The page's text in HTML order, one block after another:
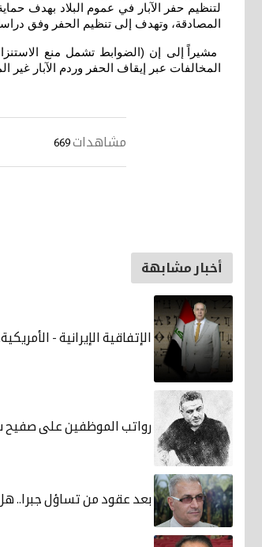
المصادقة، وتهدف إلى تنظيم الحفر وفق
مشيراً إلى إن (الضوابط تشمل منع
المخالفات عبر إيقاف الحفر وردم الآبار غير
مشاهدات 669
أخبار مشابهة
الإتفاقية الإيرانية -
رواتب الموظفين على صفيح
بعد عقود من تساؤل جبرا..